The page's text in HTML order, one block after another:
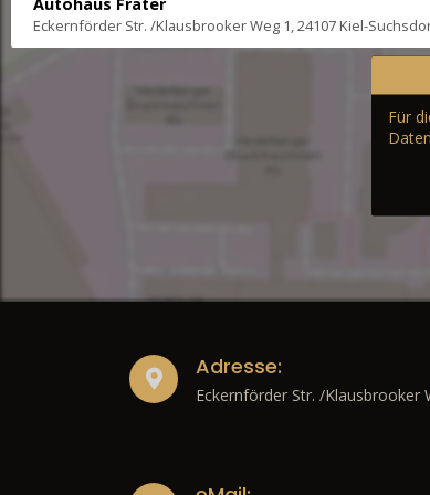
Eckernförder Str. /Klausbrooker Weg 1, 24107 Kiel-
Für
Adresse:
Eckernförder Str. /Klausbrooker